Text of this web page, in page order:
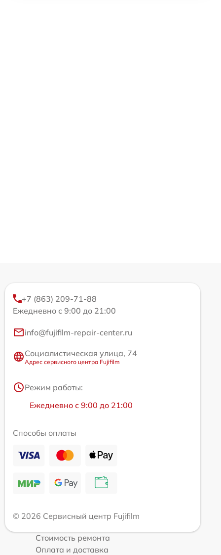
+7 (863) 209-71-88
Ежедневно с 9:00 до 21:00
info@fujifilm-repair-center.ru
Социалистическая улица, 74
Адрес сервисного центра Fujifilm
Режим работы:
Ежедневно с 9:00 до 21:00
Способы оплаты
© 2026 Сервисный центр Fujifilm
Стоимость ремонта
Оплата и доставка